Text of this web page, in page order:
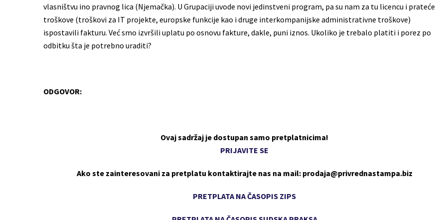
vlasništvu ino pravnog lica (Njemačka). U Grupaciji uvode novi jedinstveni program, pa su nam za tu licencu i prateće
troškove (troškovi za IT projekte, europske funkcije kao i druge interkompanijske administrativne troškove)
ispostavili fakturu. Već smo izvršili uplatu po osnovu fakture, dakle, puni iznos. Ukoliko je trebalo platiti i porez po
odbitku šta je potrebno uraditi?
ODGOVOR:
Ovaj sadržaj je dostupan samo pretplatnicima!
PRIJAVITE SE
Ako ste zainteresovani za pretplatu kontaktirajte nas na mail: prodaja@privrednastampa.biz
PRETPLATA NA ČASOPIS ZIPS